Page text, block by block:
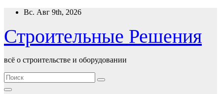
Перейти
содержимому
Вс. Авг 9th, 2026
Строительные Решения
всё о строительстве и оборудовании